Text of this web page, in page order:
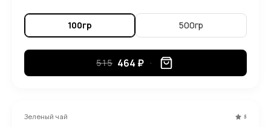
100гр 500гр
515 464 ₽
Зеленый чай 5